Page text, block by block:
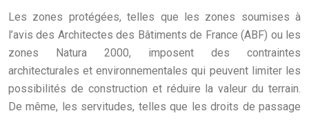
Les zones protégées, telles que les zones soumises à
l’avis des Architectes des Bâtiments de France (ABF) ou les
zones Natura 2000, imposent des contraintes
architecturales et environnementales qui peuvent limiter les
possibilités de construction et réduire la valeur du terrain.
De même, les servitudes, telles que les droits de passage